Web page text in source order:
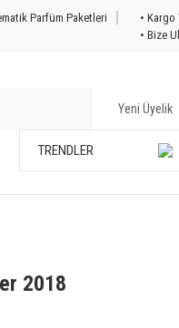
Parfüm Paketleri
• Kargo
• Bize
Yeni Üyelik
TRENDLER
2018